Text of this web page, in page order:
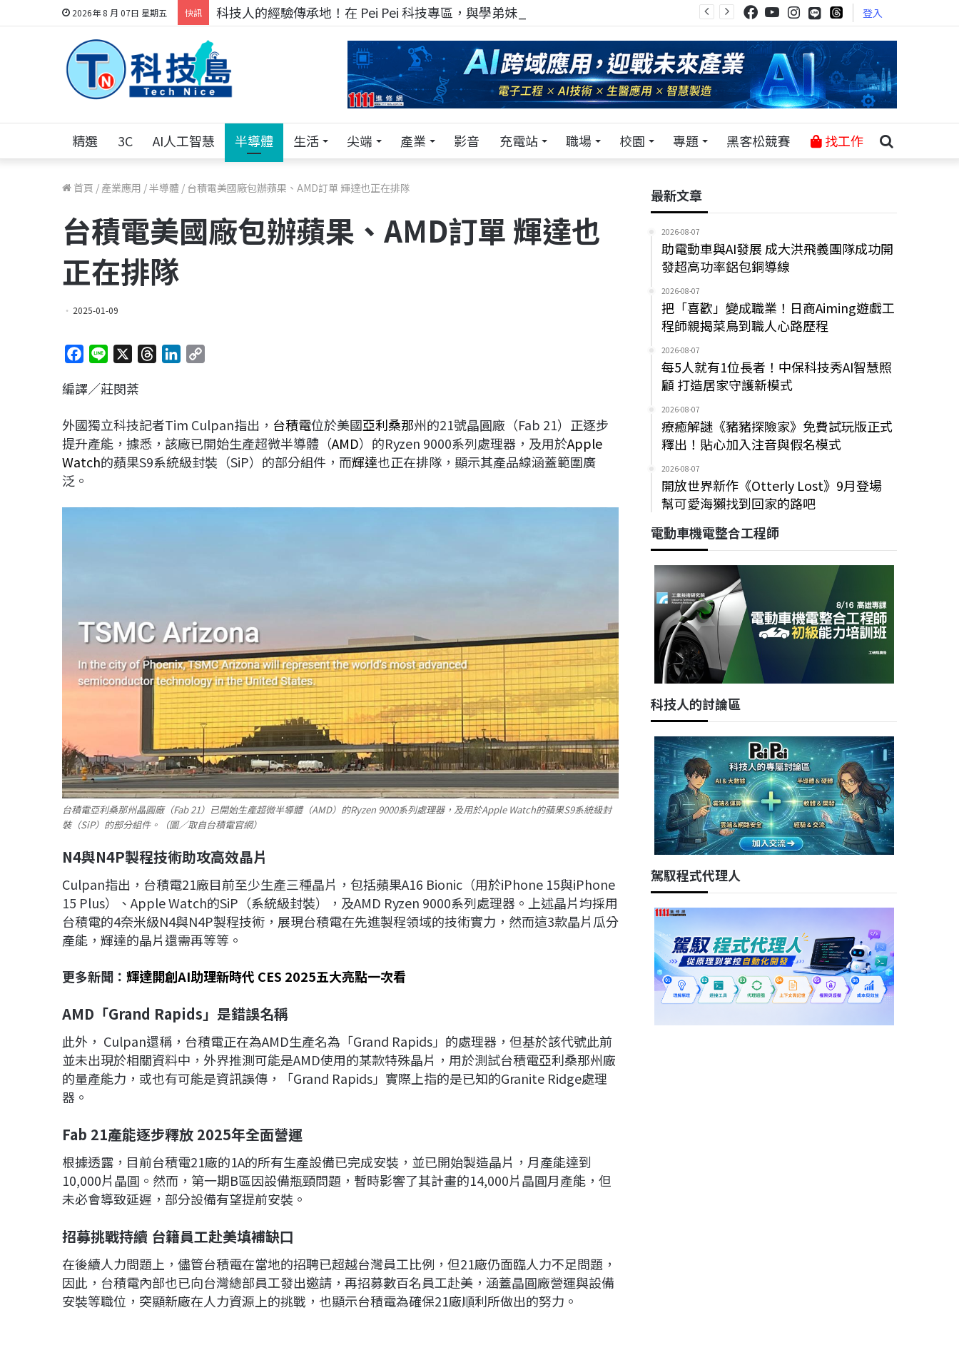
2026年 8 月 07日 星期五 快訊 科技人的經驗傳承地！在 Pei Pei 科技專區，與學弟妹交流最硬核的技術 登入
精選 3C AI人工智慧 半導體 生活 尖端 產業 影音 充電站 職場 校園 專題 黑客松競賽 找工作
首頁 / 產業應用 /半導體 / 台積電美國廠包辦蘋果、AMD訂單 輝達也正在排隊
台積電美國廠包辦蘋果、AMD訂單 輝達也
正在排隊
2025-01-09
c
b
o
o
n
a
d
s
e
d
I
L
i
n
編譯／莊閔棻
外國獨立科技記者Tim Culpan指出， 台積電位於美國亞利桑那州的21號晶圓廠（Fab 21）正逐步
提升產能，據悉，該廠已開始生產超微半導體（AMD）的Ryzen 9000系列處理器，及用於Apple
Watch的蘋果S9系統級封裝（SiP）的部分組件，而輝達也正在排隊，顯示其產品線涵蓋範圍廣
泛。
台積電亞利桑那州晶圓廠（Fab 21）已開始生產超微半導體（AMD）的Ryzen 9000系列處理器，及用於Apple Watch的蘋果S9系統級封
裝（SiP）的部分組件。（圖／取自台積電官網）
N4與N4P製程技術助攻高效晶片
Culpan指出，台積電21廠目前至少生產三種晶片，包括蘋果A16 Bionic（用於iPhone 15與iPhone
15 Plus）、Apple Watch的SiP（系統級封裝），及AMD Ryzen 9000系列處理器。上述晶片均採用
台積電的4奈米級N4與N4P製程技術，展現台積電在先進製程領域的技術實力，然而這3款晶片瓜分
產能，輝達的晶片還需再等等。
更多新聞： 輝達開創AI助理新時代 CES 2025五大亮點一次看
AMD 「Grand Rapids」是錯誤名稱
此外， Culpan還稱，台積電正在為AMD生產名為「Grand Rapids」的處理器，但基於該代號此前
並未出現於相關資料中，外界推測可能是AMD使用的某款特殊晶片，用於測試台積電亞利桑那州廠
的量產能力，或也有可能是資訊誤傳，「Grand Rapids」實際上指的是已知的Granite Ridge處理
器。
Fab 21產能逐步釋放 2025年全面營運
根據透露，目前台積電21廠的1A的所有生產設備已完成安裝，並已開始製造晶片，月產能達到
10,000片晶圓。然而，第一期B區因設備瓶頸問題，暫時影響了其計畫的14,000片晶圓月產能，但
未必會導致延遲，部分設備有望提前安裝。
招募挑戰持續 台籍員工赴美填補缺口
在後續人力問題上，儘管台積電在當地的招聘已超越台灣員工比例，但21廠仍面臨人力不足問題，
因此，台積電內部也已向台灣總部員工發出邀請，再招募數百名員工赴美，涵蓋晶圓廠營運與設備
安裝等職位，突顯新廠在人力資源上的挑戰，也顯示台積電為確保21廠順利所做出的努力。
最新文章
2026-08-07
助電動車與AI發展 成大洪飛義團隊成功開
發超高功率鋁包銅導線
2026-08-07
把「喜歡」變成職業！日商Aiming遊戲工
程師親揭菜鳥到職人心路歷程
2026-08-07
每5人就有1位長者！中保科技秀AI智慧照
顧 打造居家守護新模式
2026-08-07
療癒解謎《豬豬探險家》免費試玩版正式
釋出！貼心加入注音與假名模式
2026-08-07
開放世界新作《Otterly Lost》9月登場
幫可愛海獺找到回家的路吧
電動車機電整合工程師
科技人的討論區
駕馭程式代理人